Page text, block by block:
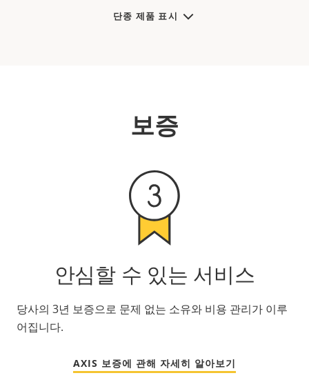
단종 제품 표시
보증
안심할 수 있는 서비스
당사의 3년 보증으로 문제 없는 소유와 비용 관리가 이루
어집니다.
AXIS 보증에 관해 자세히 알아보기